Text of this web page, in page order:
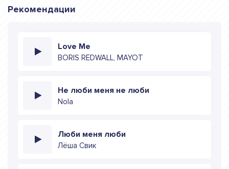
Рекомендации
Love Me
BORIS REDWALL, MAYOT
Не люби меня не люби
Nola
Люби меня люби
Лёша Свик